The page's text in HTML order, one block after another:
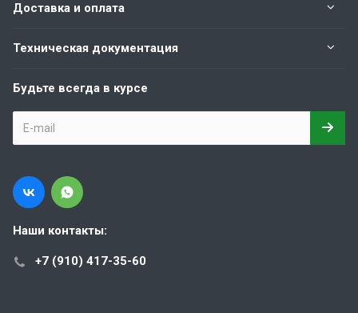
Доставка и оплата
Техническая документация
Будьте всегда в курсе
Наши контакты:
+7 (910) 417-35-60